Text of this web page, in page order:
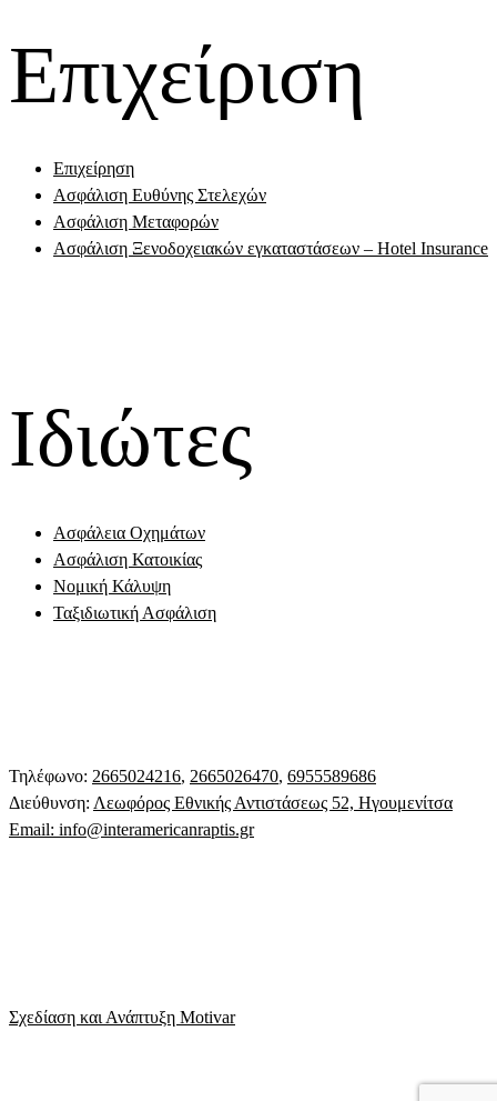
Επιχείριση
Επιχείρηση
Ασφάλιση Ευθύνης Στελεχών
Ασφάλιση Μεταφορών
Ασφάλιση Ξενοδοχειακών εγκαταστάσεων – Hotel Insurance
Ιδιώτες
Ασφάλεια Οχημάτων
Ασφάλιση Κατοικίας
Νομική Κάλυψη
Ταξιδιωτική Ασφάλιση
Τηλέφωνο: 2665024216, 2665026470, 6955589686
Διεύθυνση: Λεωφόρος Εθνικής Αντιστάσεως 52, Ηγουμενίτσα
Email: info@interamericanraptis.gr
Σχεδίαση και Ανάπτυξη Motivar